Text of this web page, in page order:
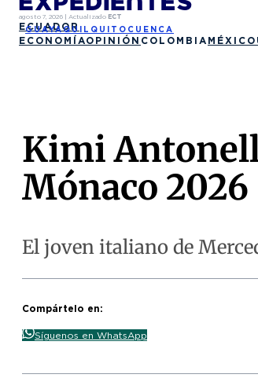
agosto 7, 2026 | Actualizado ECT
ECUADOR
GUAYAQUIL QUITO CUENCA
ECONOMÍAOPINIÓN COLOMBIA MÉXICO
Kimi
Mónaco 2026
El joven italiano de
Compártelo en:
Síguenos en WhatsApp